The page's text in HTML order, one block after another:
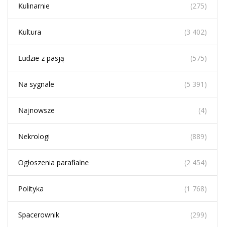
Kulinarnie (275)
Kultura (3 402)
Ludzie z pasją (575)
Na sygnale (5 391)
Najnowsze (4)
Nekrologi (889)
Ogłoszenia parafialne (2 454)
Polityka (1 768)
Spacerownik (299)